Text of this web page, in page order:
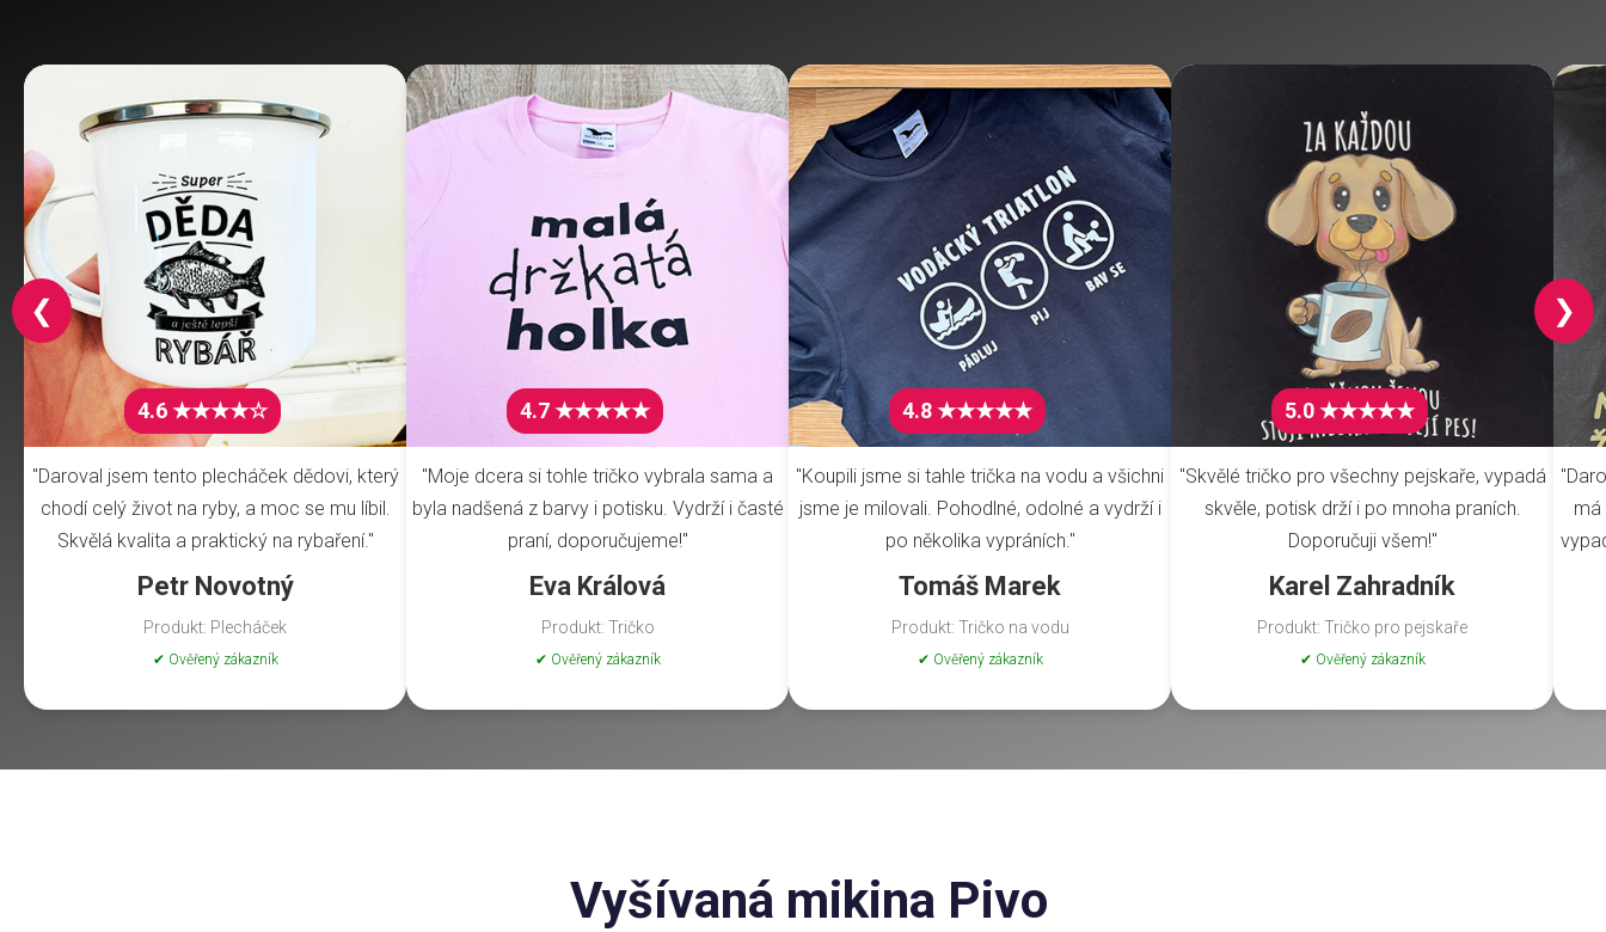
4.6 ★★★★☆
"Daroval jsem tento plecháček dědovi, který
chodí celý život na ryby, a moc se mu líbil.
Skvělá kvalita a praktický na rybaření."
Petr Novotný
Produkt: Plecháček
✔ Ověřený zákazník
4.7 ★★★★★
"Moje dcera si tohle tričko vybrala sama a
byla nadšená z barvy i potisku. Vydrží i časté
praní, doporučujeme!"
Eva Králová
Produkt: Tričko
✔ Ověřený zákazník
4.8 ★★★★★
"Koupili jsme si tahle trička na vodu a všichni
jsme je milovali. Pohodlné, odolné a vydrží i
po několika vypráních."
Tomáš Marek
Produkt: Tričko na vodu
✔ Ověřený zákazník
5.0 ★★★★★
"Skvělé tričko pro všechny pejskaře, vypadá
skvěle, potisk drží i po mnoha praních.
Doporučuji všem!"
Karel Zahradník
Produkt: Tričko pro pejskaře
✔ Ověřený zákazník
má
❮ ❯
Vyšívaná mikina Pivo